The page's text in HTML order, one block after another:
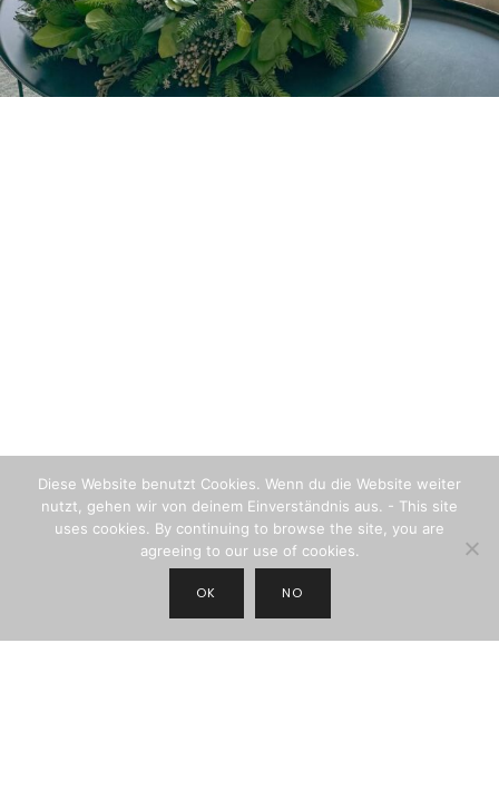
Diese Website benutzt Cookies. Wenn du die Website weiter
nutzt, gehen wir von deinem Einverständnis aus. - This site
uses cookies. By continuing to browse the site, you are
agreeing to our use of cookies.
OK NO